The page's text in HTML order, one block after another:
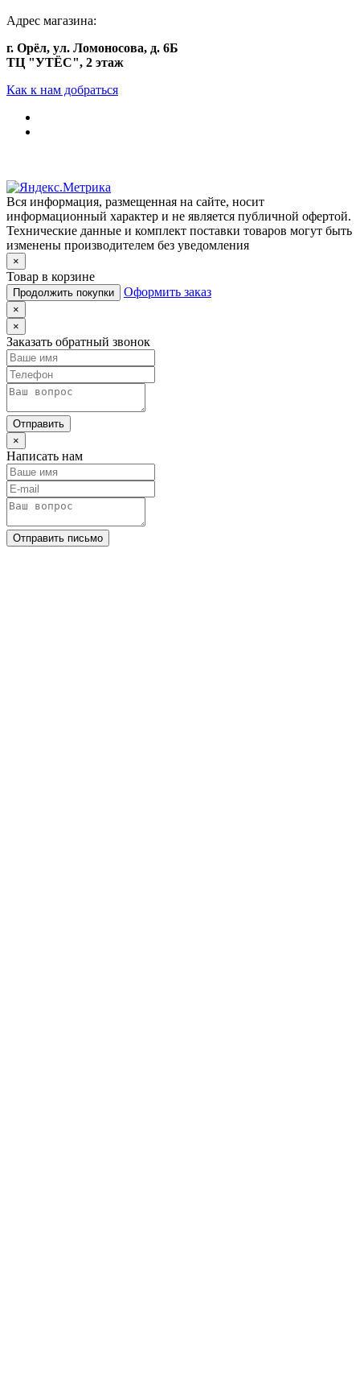
Адрес магазина:
г. Орёл, ул. Ломоносова, д. 6Б
ТЦ "УТЁС", 2 этаж
Как к нам добраться
Вся информация, размещенная на сайте, носит
информационный характер и не является публичной офертой.
Технические данные и комплект поставки товаров могут быть
изменены производителем без уведомления
×
Товар в корзине
Продолжить покупки Оформить заказ
×
×
Заказать обратный звонок
Отправить
×
Написать нам
Отправить письмо